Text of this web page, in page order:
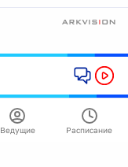
Ведущие Расписание